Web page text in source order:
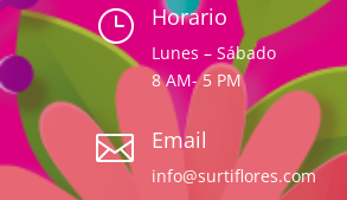
} Horario
Lunes – Sábado
8 AM- 5 PM
 Email
info@surtiflores.com